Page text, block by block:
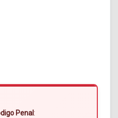
Penal: